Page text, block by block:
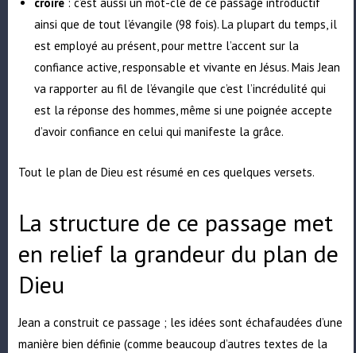
ainsi que de tout l’évangile (98 fois). La plupart du temps, il
est employé au présent, pour mettre l’accent sur la
confiance active, responsable et vivante en Jésus. Mais Jean
va rapporter au fil de l’évangile que c’est l’incrédulité qui
est la réponse des hommes, même si une poignée accepte
d’avoir confiance en celui qui manifeste la grâce.
Tout le plan de Dieu est résumé en ces quelques versets.
La structure de ce passage met
en relief la grandeur du plan de
Dieu
Jean a construit ce passage ; les idées sont échafaudées d’une
manière bien définie (comme beaucoup d’autres textes de la